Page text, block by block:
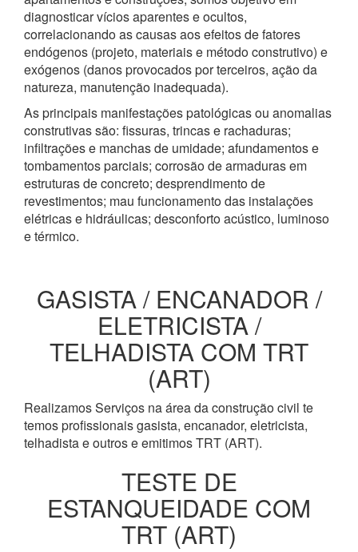
diagnosticar vícios aparentes e ocultos,
correlacionando as causas aos efeitos de fatores
endógenos (projeto, materiais e método construtivo) e
exógenos (danos provocados por terceiros, ação da
natureza, manutenção inadequada).
As principais manifestações patológicas ou anomalias
construtivas são: fissuras, trincas e rachaduras;
infiltrações e manchas de umidade; afundamentos e
tombamentos parciais; corrosão de armaduras em
estruturas de concreto; desprendimento de
revestimentos; mau funcionamento das instalações
elétricas e hidráulicas; desconforto acústico, luminoso
e térmico.
GASISTA / ENCANADOR /
ELETRICISTA /
TELHADISTA COM TRT
(ART)
Realizamos Serviços na área da construção civil te
temos profissionais gasista, encanador, eletricista,
telhadista e outros e emitimos TRT (ART).
TESTE DE
ESTANQUEIDADE COM
TRT (ART)